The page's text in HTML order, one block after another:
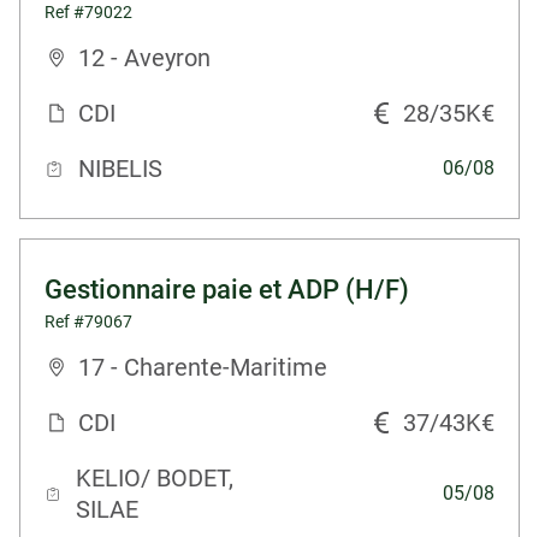
Ref #79022
12 - Aveyron
CDI
28/35K€
NIBELIS
06/08
Gestionnaire paie et ADP (H/F)
Ref #79067
17 - Charente-Maritime
CDI
37/43K€
KELIO/ BODET,
SILAE
05/08